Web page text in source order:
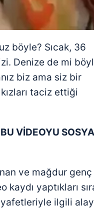
böyle? Sıcak, 36
Denize de mi
biz ama siz bir
taciz ettiği
VİDEOYU
ve mağdur genç
yaptıkları
ilgili